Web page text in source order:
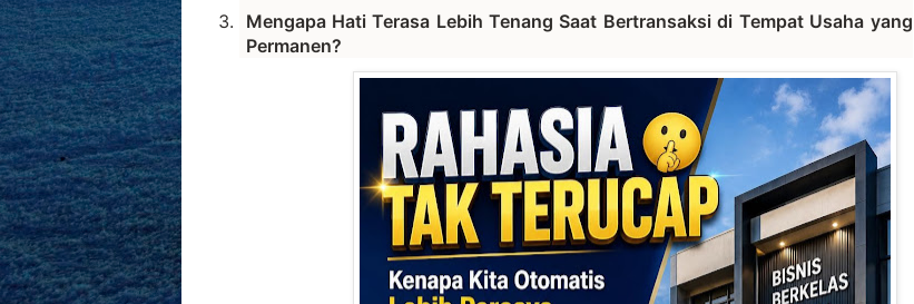
Mengapa Hati Terasa Lebih Tenang Saat Bertransaksi di Tempat Usaha yang
Permanen?